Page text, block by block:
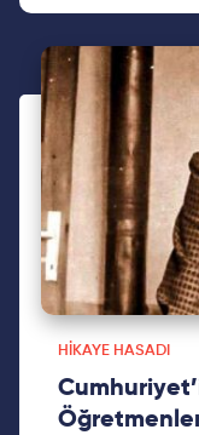
HIKAYE HASADI